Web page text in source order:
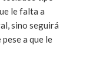
sino seguirá
a que le